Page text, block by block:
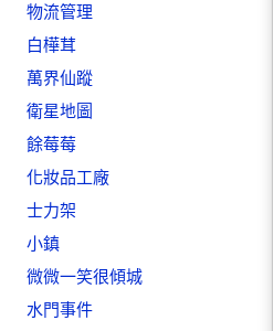
物流管理
白樺茸
萬界仙蹤
衛星地圖
餘莓莓
化妝品工廠
士力架
小鎮
微微一笑很傾城
水門事件